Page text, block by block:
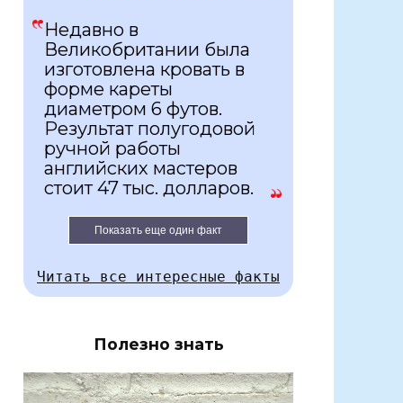
Недавно в
Великобритании была
изготовлена кровать в
форме кареты
диаметром 6 футов.
Результат полугодовой
ручной работы
английских мастеров
стоит 47 тыс. долларов.
Показать еще один факт
Читать все интересные факты
Полезно знать